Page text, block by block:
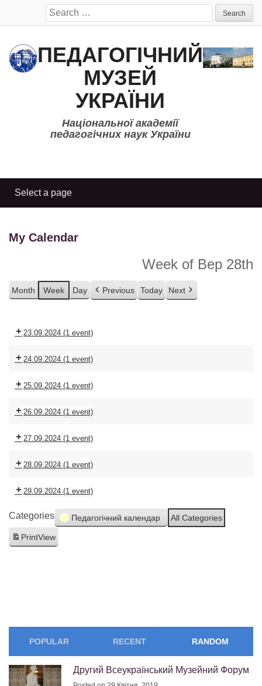
Search
for:
ПЕДАГОГІЧНИЙ
МУЗЕЙ
УКРАЇНИ
Національної академії
педагогічних наук України
My Calendar
Week of Вер 28th
Month Week Day Previous Today Next
23.09.2024 (1 event)
24.09.2024 (1 event)
25.09.2024 (1 event)
26.09.2024 (1 event)
27.09.2024 (1 event)
28.09.2024 (1 event)
29.09.2024 (1 event)
Categories Педагогічний календар All Categories
PrintView
POPULAR RECENT RANDOM
Другий Всеукраїнський Музейний Форум